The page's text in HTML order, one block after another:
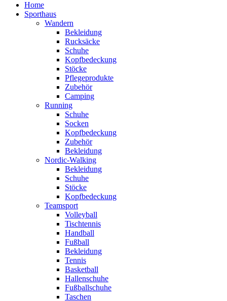
Home
Sporthaus
Wandern
Bekleidung
Rucksäcke
Schuhe
Kopfbedeckung
Stöcke
Pflegeprodukte
Zubehör
Camping
Running
Schuhe
Socken
Kopfbedeckung
Zubehör
Bekleidung
Nordic-Walking
Bekleidung
Schuhe
Stöcke
Kopfbedeckung
Teamsport
Volleyball
Tischtennis
Handball
Fußball
Bekleidung
Tennis
Basketball
Hallenschuhe
Fußballschuhe
Taschen